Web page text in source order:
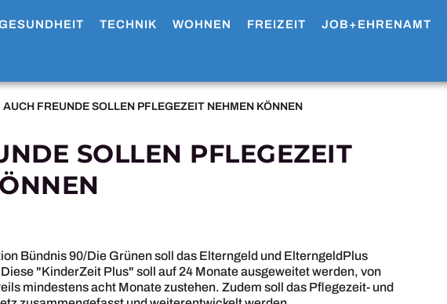
TECHNIK WOHNEN FREIZEIT JOB+EHRENAMT
AUCH FREUNDE SOLLEN PFLEGEZEIT NEHMEN KÖNNEN
SOLLEN PFLEGEZEIT
Bündnis 90/Die Grünen soll das Elterngeld und ElterngeldPlus
"KinderZeit Plus" soll auf 24 Monate ausgeweitet werden, von
mindestens acht Monate zustehen. Zudem soll das Pflegezeit- und